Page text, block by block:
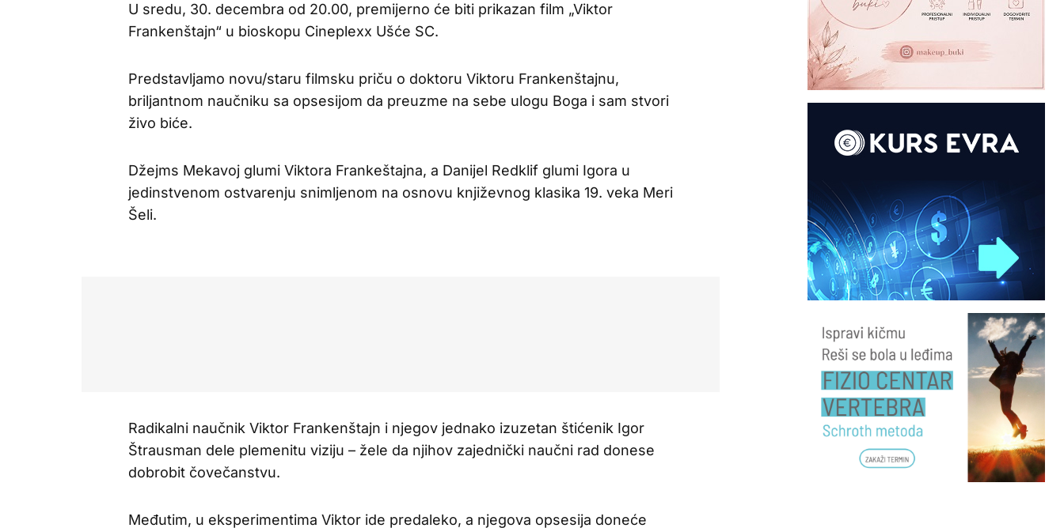
U sredu, 30. decembra od 20.00, premijerno će biti prikazan film „Viktor
Frankenštajn“ u bioskopu Cineplexx Ušće SC.
Predstavljamo novu/staru filmsku priču o doktoru Viktoru Frankenštajnu,
briljantnom naučniku sa opsesijom da preuzme na sebe ulogu Boga i sam stvori
živo biće.
Džejms Mekavoj glumi Viktora Frankeštajna, a Danijel Redklif glumi Igora u
jedinstvenom ostvarenju snimljenom na osnovu književnog klasika 19. veka Meri
Šeli.
Radikalni naučnik Viktor Frankenštajn i njegov jednako izuzetan štićenik Igor
Štrausman dele plemenitu viziju – žele da njihov zajednički naučni rad donese
dobrobit čovečanstvu.
Međutim, u eksperimentima Viktor ide predaleko, a njegova opsesija doneće